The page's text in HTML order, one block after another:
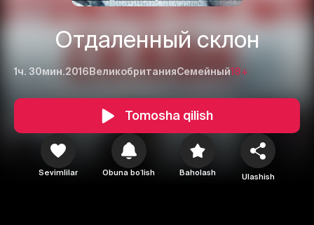
Отдаленный склон
1ч. 30мин.2016 ВеликобританияСемейный18+
Tomosha qilish
Sevimlilar Obuna boʻlish Baholash Ulashish